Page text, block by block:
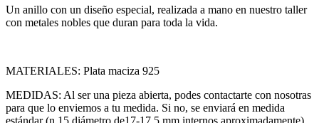
Un anillo con un diseño especial, realizada a mano en nuestro taller
con metales nobles que duran para toda la vida.
MATERIALES: Plata maciza 925
MEDIDAS: Al ser una pieza abierta, podes contactarte con nosotras
para que lo enviemos a tu medida. Si no, se enviará en medida
estándar (n 15 diámetro de17-17,5 mm internos aproximadamente).